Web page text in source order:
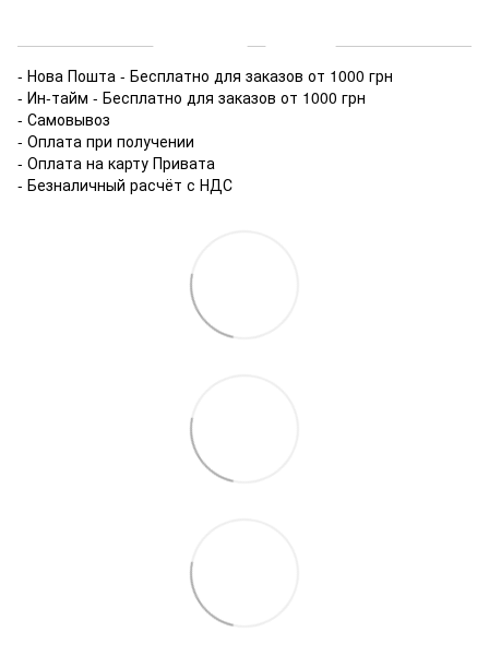
- Нова Пошта - Бесплатно для заказов от 1000 грн
- Ин-тайм - Бесплатно для заказов от 1000 грн
- Самовывоз
- Оплата при получении
- Оплата на карту Привата
- Безналичный расчёт с НДС